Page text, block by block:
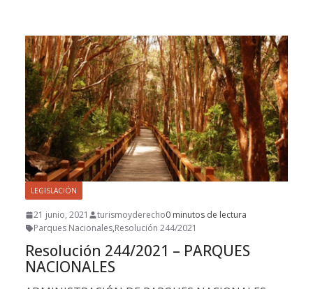
LEGISLACIÓN
21 junio, 2021 turismoyderecho0 minutos de lectura
Parques Nacionales,Resolución 244/2021
Resolución 244/2021 – PARQUES
NACIONALES